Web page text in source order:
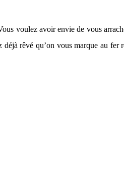
voulez avoir envie de vous
rêvé qu’on vous marque au fer